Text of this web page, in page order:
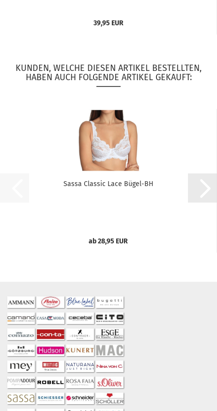
39,95 EUR
KUNDEN, WELCHE DIESEN ARTIKEL BESTELLTEN,
HABEN AUCH FOLGENDE ARTIKEL GEKAUFT:
Sassa Classic Lace Bügel-BH
ab 28,95 EUR